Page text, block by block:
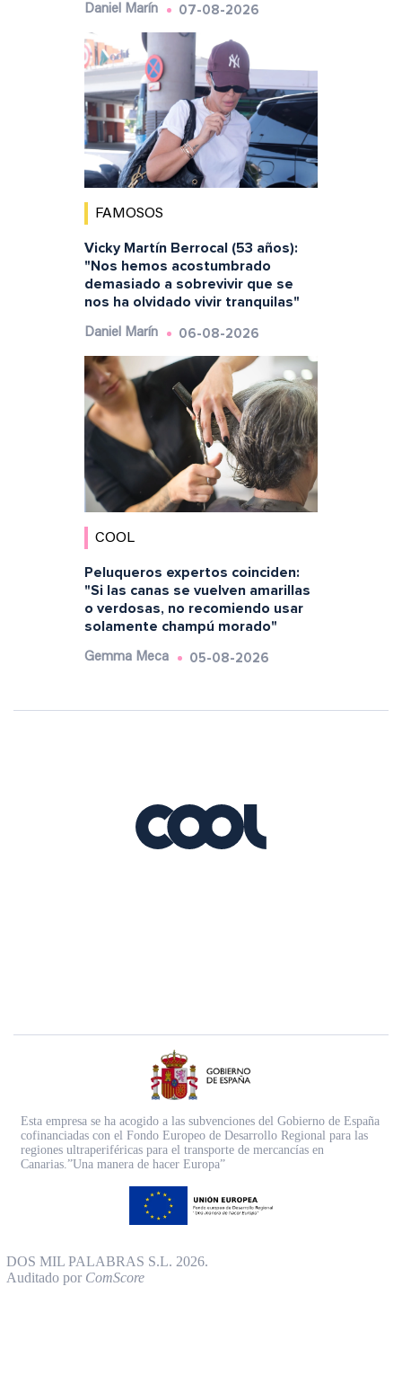
Daniel Marín 07-08-2026
FAMOSOS
Vicky Martín Berrocal (53 años):
"Nos hemos acostumbrado
demasiado a sobrevivir que se
nos ha olvidado vivir tranquilas"
Daniel Marín 06-08-2026
COOL
Peluqueros expertos coinciden:
"Si las canas se vuelven amarillas
o verdosas, no recomiendo usar
solamente champú morado"
Gemma Meca 05-08-2026
Esta empresa se ha acogido a las subvenciones del Gobierno de España
cofinanciadas con el Fondo Europeo de Desarrollo Regional para las
regiones ultraperiféricas para el transporte de mercancías en
Canarias.”Una manera de hacer Europa”
DOS MIL PALABRAS S.L. 2026.
Auditado por ComScore